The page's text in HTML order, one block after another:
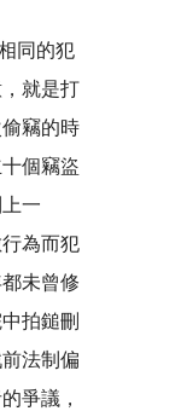
的犯
就是打
竊的時
個竊盜
一
為而犯
未曾修
拍鎚刪
法制偏
爭議，